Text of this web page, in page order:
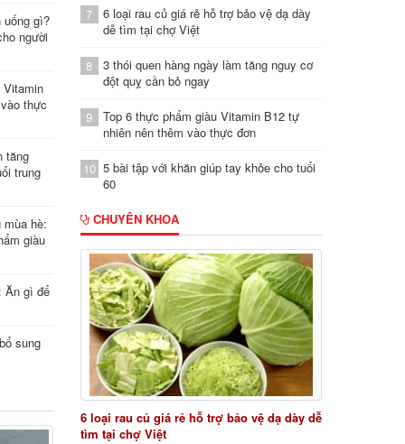
uống gì?
người
Vitamin
thực
tăng
trung
hè:
giàu
Ăn gì để
sung
7
6 loại rau củ giá rẻ hỗ trợ bảo vệ dạ dày
dễ tìm tại chợ Việt
8
3 thói quen hàng ngày làm tăng nguy cơ
đột quỵ cần bỏ ngay
9
Top 6 thực phẩm giàu Vitamin B12 tự
nhiên nên thêm vào thực đơn
10 5 bài tập với khăn giúp tay khỏe cho tuổi
60
CHUYÊN KHOA
6 loại rau củ giá rẻ hỗ trợ bảo vệ dạ dày dễ
tìm tại chợ Việt